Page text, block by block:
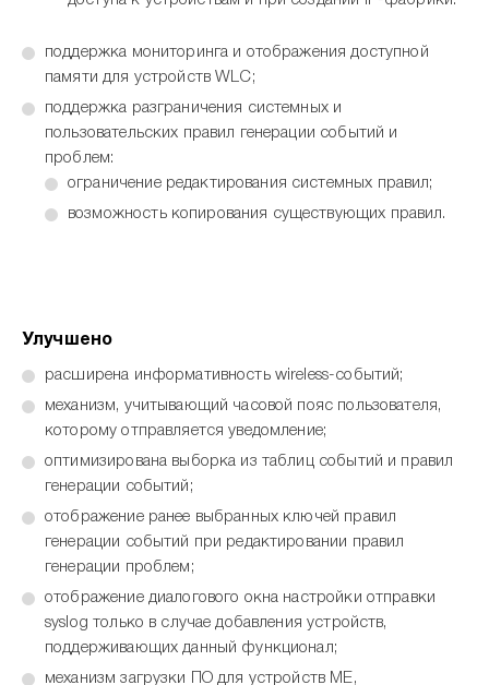
поддержка мониторинга и отображения доступной
памяти для устройств WLC;
поддержка разграничения системных и
пользовательских правил генерации событий и
проблем:
ограничение редактирования системных правил;
возможность копирования существующих правил.
Улучшено
расширена информативность wireless-событий;
механизм, учитывающий часовой пояс пользователя,
которому отправляется уведомление;
оптимизирована выборка из таблиц событий и правил
генерации событий;
отображение ранее выбранных ключей правил
генерации событий при редактировании правил
генерации проблем;
отображение диалогового окна настройки отправки
syslog только в случае добавления устройств,
поддерживающих данный функционал;
механизм загрузки ПО для устройств ME,